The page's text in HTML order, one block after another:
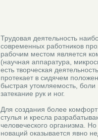
Трудовая деятельность
современных работников
рабочим местом является
(научная аппаратура,
есть творческая
протекает в сидячем
быстрая утомляемость,
затекание рук и ног.
Для создания более
стулья и кресла
человеческого организма.
новаций оказывается явно